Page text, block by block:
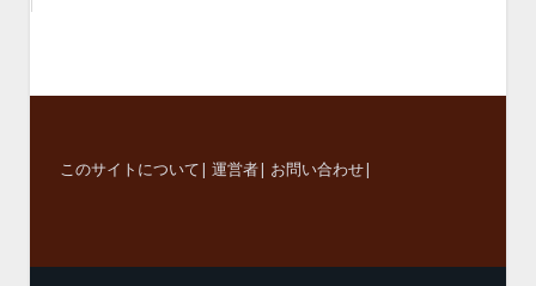
このサイトについて| 運営者| お問い合わせ|